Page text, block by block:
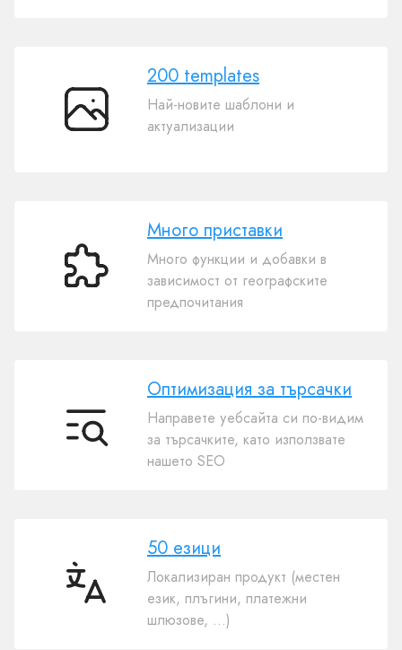
200
200 templates
Най-новите шаблони и
актуализации
Много
приставки
Много приставки
Много функции и добавки в
зависимост от географските
предпочитания
Оптимизация
Оптимизация за търсачки
Направете уебсайта си по-видим
за търсачките, като използвате
нашето SEO
50
50 езици
Локализиран продукт (местен
език, плъгини, платежни
шлюзове, ...)